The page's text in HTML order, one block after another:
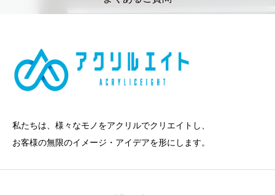
私たちは、様々なモノをアクリルでクリエイトし、
お客様の無限のイメージ・アイデアを形にします。